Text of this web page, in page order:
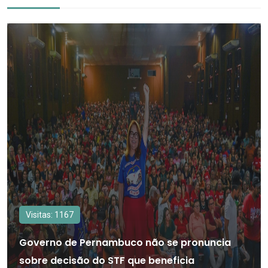
Visitas: 1167
Governo de Pernambuco não se pronuncia
sobre decisão do STF que beneficia